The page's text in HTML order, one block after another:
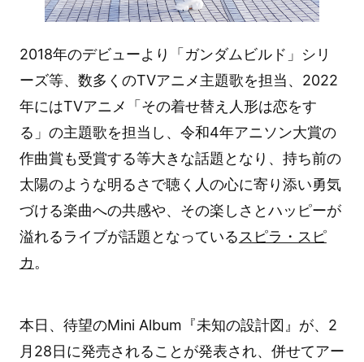
2018年のデビューより「ガンダムビルド」シリ
ーズ等、数多くのTVアニメ主題歌を担当、2022
年にはTVアニメ「その着せ替え人形は恋をす
る」の主題歌を担当し、令和4年アニソン大賞の
作曲賞も受賞する等大きな話題となり、持ち前の
太陽のような明るさで聴く人の心に寄り添い勇気
づける楽曲への共感や、その楽しさとハッピーが
溢れるライブが話題となっている スピラ・スピ
カ。
本日、待望のMini Album『未知の設計図』が、2
月28日に発売されることが発表され、併せてアー